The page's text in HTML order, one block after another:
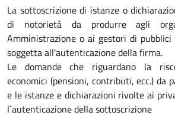
La sottoscrizione di istanze o
di notorietà da produrre agli
Amministrazione o ai gestori di
soggetta all'autenticazione della firma.
Le domande che riguardano la
economici (pensioni, contributi, ecc.) da
e le istanze e dichiarazioni rivolte ai
l`autenticazione della sottoscrizione